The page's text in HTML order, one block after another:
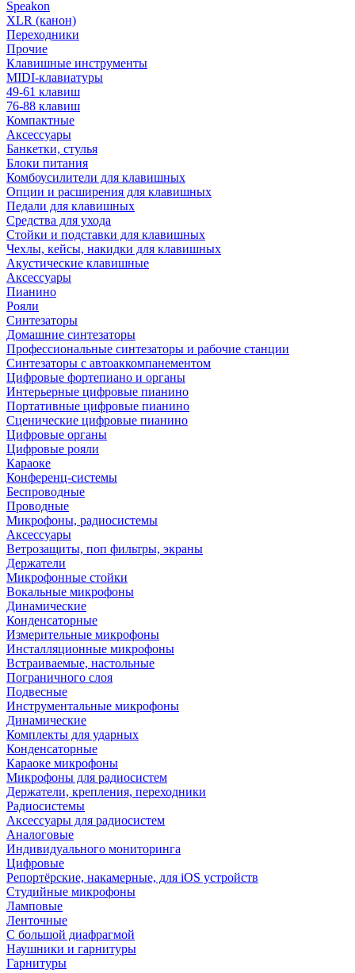
Speakon
XLR (канон)
Переходники
Прочие
Клавишные инструменты
MIDI-клавиатуры
49-61 клавиш
76-88 клавиш
Компактные
Аксессуары
Банкетки, стулья
Блоки питания
Комбоусилители для клавишных
Опции и расширения для клавишных
Педали для клавишных
Средства для ухода
Стойки и подставки для клавишных
Чехлы, кейсы, накидки для клавишных
Акустические клавишные
Аксессуары
Пианино
Рояли
Синтезаторы
Домашние синтезаторы
Профессиональные синтезаторы и рабочие станции
Синтезаторы с автоаккомпанементом
Цифровые фортепиано и органы
Интерьерные цифровые пианино
Портативные цифровые пианино
Сценические цифровые пианино
Цифровые органы
Цифровые рояли
Караоке
Конференц-системы
Беспроводные
Проводные
Микрофоны, радиосистемы
Аксессуары
Ветрозащиты, поп фильтры, экраны
Держатели
Микрофонные стойки
Вокальные микрофоны
Динамические
Конденсаторные
Измерительные микрофоны
Инсталляционные микрофоны
Встраиваемые, настольные
Пограничного слоя
Подвесные
Инструментальные микрофоны
Динамические
Комплекты для ударных
Конденсаторные
Караоке микрофоны
Микрофоны для радиосистем
Держатели, крепления, переходники
Радиосистемы
Аксессуары для радиосистем
Аналоговые
Индивидуального мониторинга
Цифровые
Репортёрские, накамерные, для iOS устройств
Студийные микрофоны
Ламповые
Ленточные
С большой диафрагмой
Наушники и гарнитуры
Гарнитуры